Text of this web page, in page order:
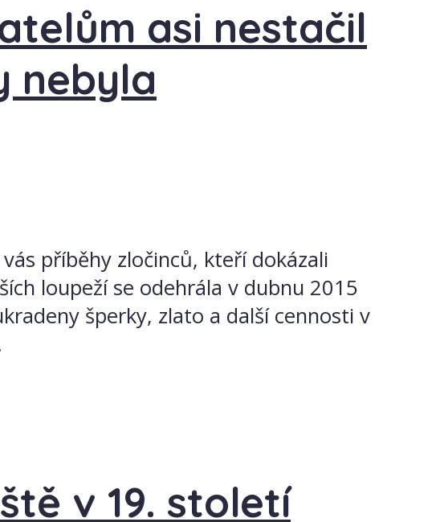
asi nestačil
nebyla
příběhy zločinců, kteří dokázali
loupeží se odehrála v dubnu 2015
šperky, zlato a další cennosti v
v 19. století